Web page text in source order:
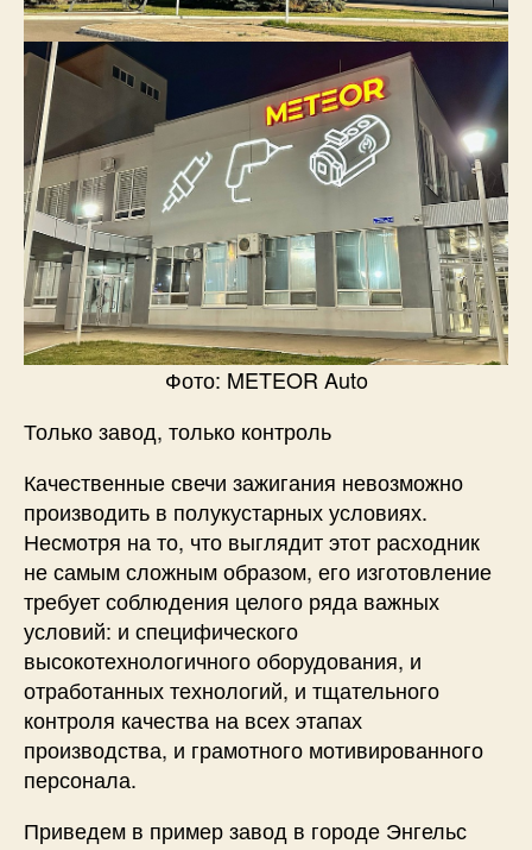
Фото: METEOR Auto
Только завод, только контроль
Качественные свечи зажигания невозможно
производить в полукустарных условиях.
Несмотря на то, что выглядит этот расходник
не самым сложным образом, его изготовление
требует соблюдения целого ряда важных
условий: и специфического
высокотехнологичного оборудования, и
отработанных технологий, и тщательного
контроля качества на всех этапах
производства, и грамотного мотивированного
персонала.
Приведем в пример завод в городе Энгельс